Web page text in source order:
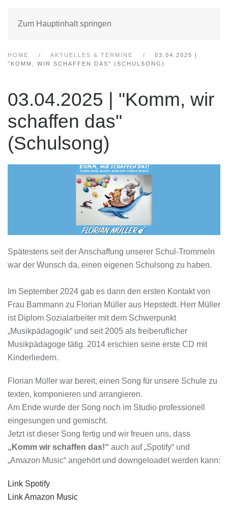
Zum Hauptinhalt springen
HOME AKTUELLES & TERMINE
03.04.2025 |
"KOMM, WIR SCHAFFEN DAS" (SCHULSONG)
03.04.2025 | "Komm, wir
schaffen das"
(Schulsong)
Spätestens seit der Anschaffung unserer Schul-Trommeln
war der Wunsch da, einen eigenen Schulsong zu haben.
Im September 2024 gab es dann den ersten Kontakt von
Frau Bammann zu Florian Müller aus Hepstedt. Herr Müller
ist Diplom Sozialarbeiter mit dem Schwerpunkt
„Musikpädagogik“ und seit 2005 als freiberuflicher
Musikpädagoge tätig. 2014 erschien seine erste CD mit
Kinderliedern.
Florian Müller war bereit, einen Song für unsere Schule zu
texten, komponieren und arrangieren.
Am Ende wurde der Song noch im Studio professionell
eingesungen und gemischt.
Jetzt ist dieser Song fertig und wir freuen uns, dass
„Komm wir schaffen das!“ auch auf „Spotify“ und
„Amazon Music“ angehört und downgeloadet werden kann:
Link Spotify
Link Amazon Music